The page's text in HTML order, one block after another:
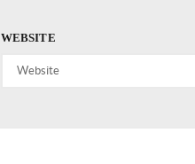
WEBSITE